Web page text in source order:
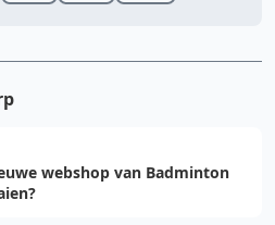
webshop van Badminton